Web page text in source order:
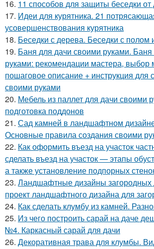
16. 11 способов для защиты беседки
17. Идеи для курятника. 21
усовершенствования курятника
18. Беседки с дерева. Беседки с полом
19. Баня для дачи своими руками.
руками: рекомендации мастера, выбор
пошаговое описание + инструкция для
своими руками
20. Мебель из паллет для дачи своими
подготовка поддонов
21. Сад камней в ландшафтном дизайне
Основные правила создания своими
22. Как оформить въезд на участок
сделать въезд на участок — этапы
а также установление подпорных
23. Ландшафтные дизайны загородных
проект ландшафтного дизайна для
24. Как сделать клумбу из камней.
25. Из чего построить сарай на даче
№4. Каркасный сарай для дачи
26. Декоративная трава для клумбы.